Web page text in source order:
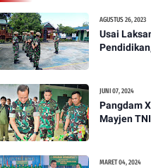
AGUSTUS 26, 2023
Usai
Ikuti Apel
JUNI 07, 2024
Pangdam
Mayjen
MARET 04, 2024